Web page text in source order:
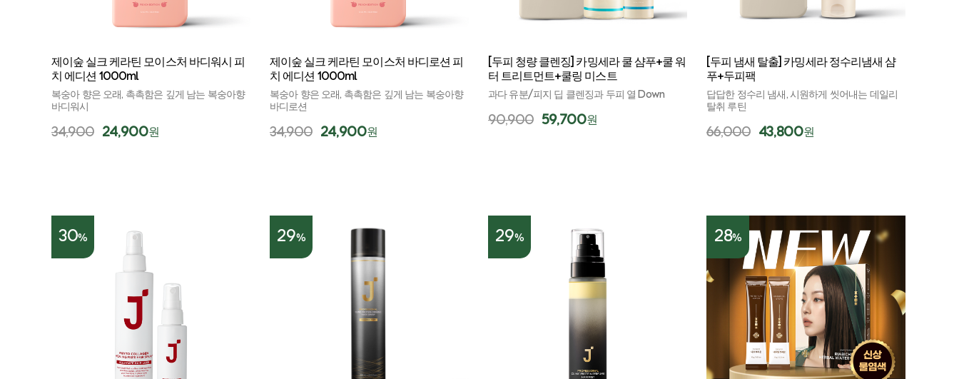
제이숲 실크 케라틴 모이스처 바디워시 피
치 에디션 1000ml
복숭아 향은 오래, 촉촉함은 깊게 남는 복숭아향
바디워시
34,900 24,900원
제이숲 실크 케라틴 모이스처 바디로션 피
치 에디션 1000ml
복숭아 향은 오래, 촉촉함은 깊게 남는 복숭아향
바디로션
34,900 24,900원
[두피 청량 클렌징] 카밍세라 쿨 샴푸+쿨 워
터 트리트먼트+쿨링 미스트
과다 유분/피지 딥 클렌징과 두피 열 Down
90,900 59,700원
[두피 냄새 탈출] 카밍세라 정수리냄새 샴
푸+두피팩
답답한 정수리 냄새, 시원하게 씻어내는 데일리
탈취 루틴
66,000 43,800원
30% 29% 29% 28%